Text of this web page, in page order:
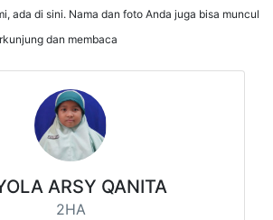
ada di sini. Nama dan foto Anda juga bisa muncul
dan membaca
ARSY QANITA
2HA